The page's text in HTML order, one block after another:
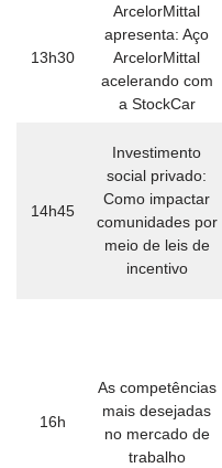
13h30
ArcelorMittal
apresenta: Aço
ArcelorMittal
acelerando com
a StockCar
14h45
Investimento
social privado:
Como impactar
comunidades por
meio de leis de
incentivo
16h
As competências
mais desejadas
no mercado de
trabalho